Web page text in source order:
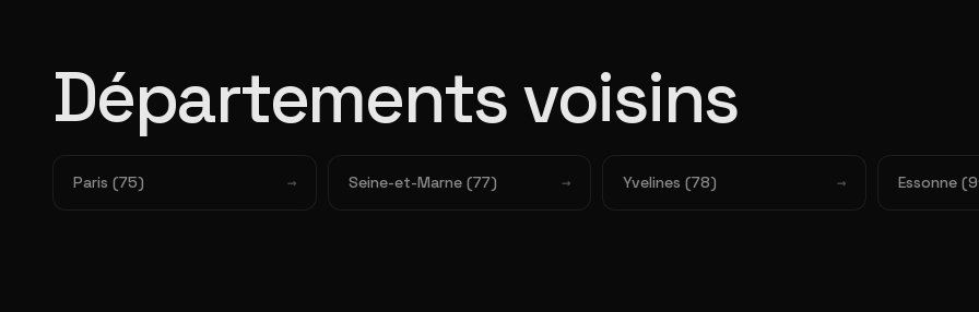
Départements voisins
Paris (75) Seine-et-Marne (77) Yvelines (78) Essonne